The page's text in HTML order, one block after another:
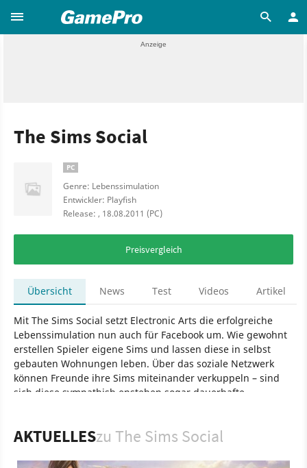
The Sims Social
PC
Genre: Lebenssimulation
Entwickler: Playfish
Release: , 18.08.2011 (PC)
Preisvergleich
Übersicht News Test Videos Artikel
Mit The Sims Social setzt Electronic Arts die erfolgreiche
Lebenssimulation nun auch für Facebook um. Wie gewohnt
erstellen Spieler eigene Sims und lassen diese in selbst
gebauten Wohnungen leben. Über das soziale Netzwerk
können Freunde ihre Sims miteinander verkuppeln – sind
sich diese sympathish enstehen sogar dauerhafte
App ist es zudem möglich sich auch von unterwegs in The
AKTUELLESzu The Sims Social